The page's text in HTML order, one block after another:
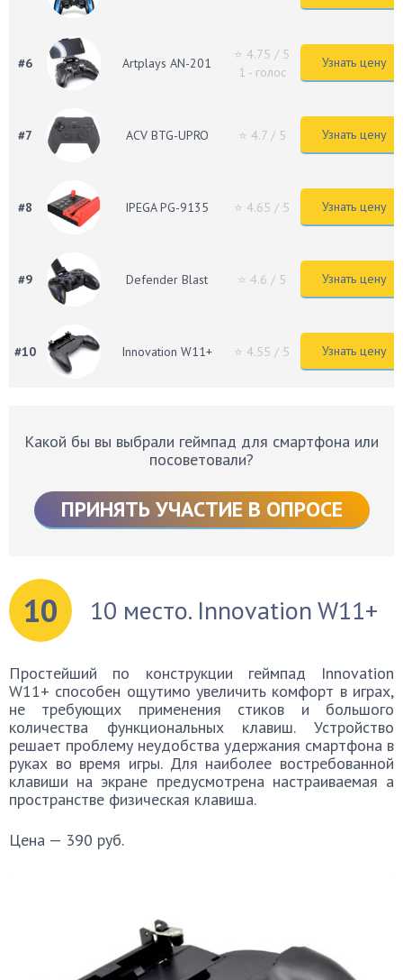
#6 Artplays AN-201
⭐ 4.75 / 5
1 - голос
Узнать цену
#7 ACV BTG-UPRO ⭐ 4.7/ 5 Узнать цену
#8 IPEGA PG-9135 ⭐ 4.65 / 5 Узнать цену
#9 Defender Blast ⭐ 4.6 / 5 Узнать цену
#10 Innovation W11+ ⭐ 4.55 / 5 Узнать цену
Какой бы вы выбрали геймпад для смартфона или
посоветовали?
ПРИНЯТЬ УЧАСТИЕ В ОПРОСЕ
10 10 место. Innovation W11+
Простейший по конструкции геймпад Innovation
W11+ способен ощутимо увеличить комфорт в играх,
не требующих применения стиков и большого
количества функциональных клавиш. Устройство
решает проблему неудобства удержания смартфона в
руках во время игры. Для наиболее востребованной
клавиши на экране предусмотрена настраиваемая а
пространстве физическая клавиша.
Цена — 390 руб.